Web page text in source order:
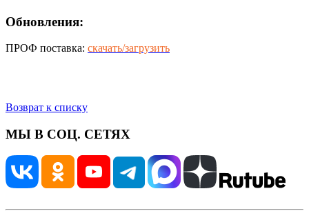
Обновления:
ПРОФ поставка: скачать/загрузить
Возврат к списку
МЫ В СОЦ. СЕТЯХ